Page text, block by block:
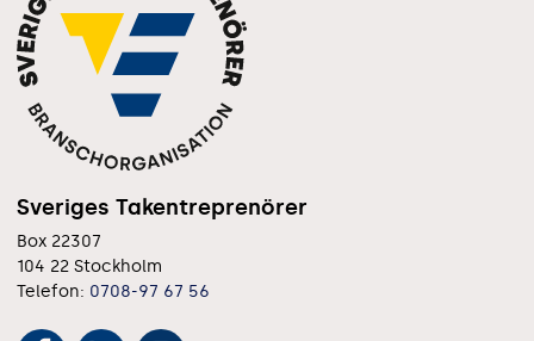
Sveriges Takentreprenörer
Box 22307
104 22 Stockholm
Telefon: 0708-97 67 56